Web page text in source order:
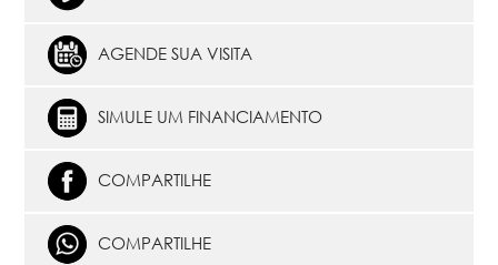
AGENDE SUA VISITA
SIMULE UM FINANCIAMENTO
COMPARTILHE
COMPARTILHE